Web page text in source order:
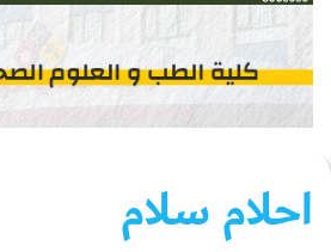
احلام سلام